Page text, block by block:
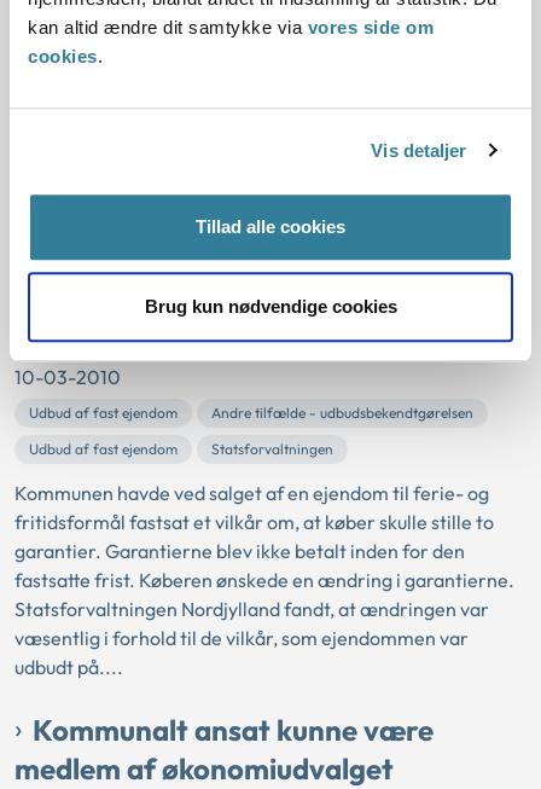
kan altid ændre dit samtykke via vores side om
cookies.
Vis detaljer
Tillad alle cookies
Brug kun nødvendige cookies
Statsforvaltningen Nordjylland
Byrådet i Aalborg Kommune havde nedlagt forbud mod
generel henvisning til områdets karakter.
slambekendtgørelsens regel om, at kommunen som
tilsynsmyndighed kunne nedlægge forbud mod anvendelse
af affald til jordbrugsformål, måtte fortolkes indskr...
Væsentlige ændringer af vilkår for
en udbudt ejendom
10-03-2010
Udbud af fast ejendom
Andre tilfælde - udbudsbekendtgørelsen
Udbud af fast ejendom
Statsforvaltningen
Kommunen havde ved salget af en ejendom til ferie- og
fritidsformål fastsat et vilkår om, at køber skulle stille to
garantier. Garantierne blev ikke betalt inden for den
fastsatte frist. Køberen ønskede en ændring i garantierne.
Statsforvaltningen Nordjylland fandt, at ændringen var
væsentlig i forhold til de vilkår, som ejendommen var
udbudt på....
Kommunalt ansat kunne være
medlem af økonomiudvalget